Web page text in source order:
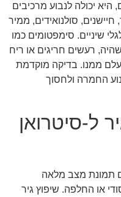
יכולה לנבוע מרכיבים
סולנואידים, ממיר
שיניים. סימפטומים כמו
רעשים חריגים או ריח
ממנו. בדיקה מוקדמת
החמרה ולחסוך
ל-סיטרואן
תמונת מצב מלאה
או החלפה. שיפוץ גיר